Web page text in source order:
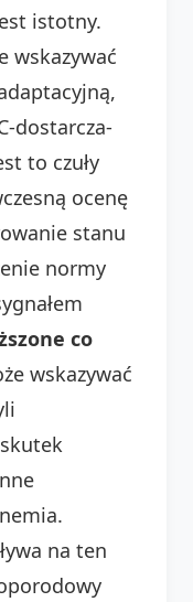
istotny.
wskazywać
dostarcza-
to czuły
ocenę
stanu
normy
co
wskazywać
na ten